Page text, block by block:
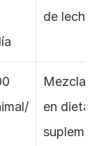
de leche
en dieta